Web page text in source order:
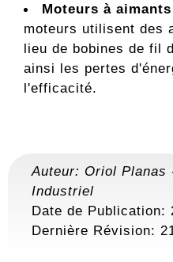
Moteurs à
moteurs utilisent des
lieu de bobines de fil
ainsi les pertes
l'efficacité.
Auteur: Oriol Planas
Industriel
Date de Publication:
Dernière Révision: